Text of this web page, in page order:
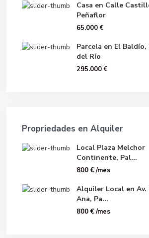
Casa en Calle
Peñaflor
65.000 €
Parcela en El Baldío,
del Río
295.000 €
Propriedades en Alquiler
Local Plaza Melchor
Continente, Pal...
800 €/mes
Alquiler Local en Av.
Ana, Pa...
800 €/mes